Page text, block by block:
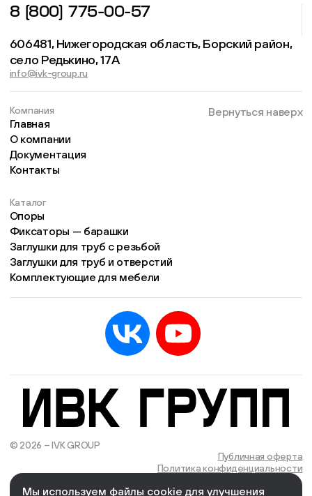
8 (800) 775-00-57
606481, Нижегородская область, Борский район,
село Редькино, 17А
info@ivk-group.ru
Компания
Главная
О компании
Документация
Контакты
Каталог
Опоры
Фиксаторы — барашки
Заглушки для труб с резьбой
Заглушки для труб и отверстий
Комплектующие для мебели
Вернуться наверх
© 2026 – IVK GROUP
Публичная оферта
Политика конфиденциальности
Мы используем файлы cookie для улучшения
Есть учётная запись? Войти